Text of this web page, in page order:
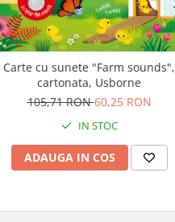
Carte cu sunete "Farm sounds",
cartonata, Usborne
105,71 RON60,25 RON
IN STOC
ADAUGA IN COS